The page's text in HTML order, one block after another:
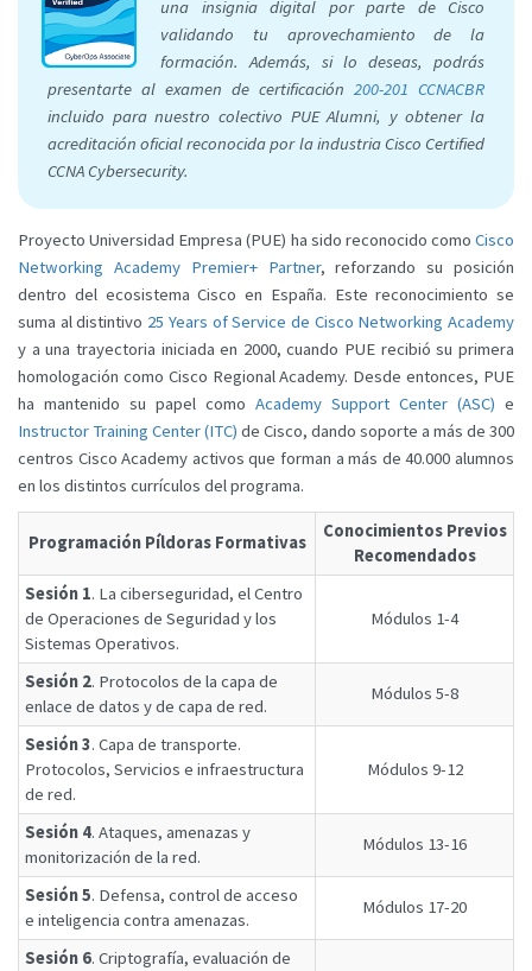
una insignia digital por parte de Cisco
validando tu aprovechamiento de la
formación. Además, si lo deseas, podrás
presentarte al examen de certificación 200-201 CCNACBR
incluido para nuestro colectivo PUE Alumni, y obtener la
acreditación oficial reconocida por la industria Cisco Certified
CCNA Cybersecurity.
Proyecto Universidad Empresa (PUE) ha sido reconocido como Cisco
Networking Academy Premier+ Partner, reforzando su posición
dentro del ecosistema Cisco en España. Este reconocimiento se
suma al distintivo 25 Years of Service de Cisco Networking Academy
y a una trayectoria iniciada en 2000, cuando PUE recibió su primera
homologación como Cisco Regional Academy. Desde entonces, PUE
ha mantenido su papel como Academy Support Center (ASC) e
Instructor Training Center (ITC) de Cisco, dando soporte a más de 300
centros Cisco Academy activos que forman a más de 40.000 alumnos
en los distintos currículos del programa.
Programación Píldoras Formativas
Conocimientos Previos
Recomendados
Sesión 1. La ciberseguridad, el Centro
de Operaciones de Seguridad y los
Sistemas Operativos.
Módulos 1-4
Sesión 2. Protocolos de la capa de
enlace de datos y de capa de red.
Módulos 5-8
Sesión 3. Capa de transporte.
Protocolos, Servicios e infraestructura
de red.
Módulos 9-12
Sesión 4. Ataques, amenazas y
monitorización de la red.
Módulos 13-16
Sesión 5. Defensa, control de acceso
e inteligencia contra amenazas.
Módulos 17-20
Sesión 6. Criptografía, evaluación de